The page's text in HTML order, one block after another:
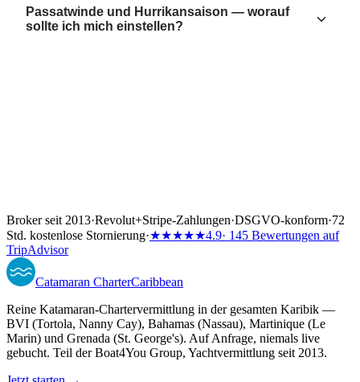
Passatwinde und Hurrikansaison — worauf
sollte ich mich einstellen?
Broker seit 2013·Revolut+Stripe-Zahlungen·DSGVO-konform·72
Std. kostenlose Stornierung·★★★★★4.9· 145 Bewertungen auf
TripAdvisor
Catamaran CharterCaribbean
Reine Katamaran-Chartervermittlung in der gesamten Karibik —
BVI (Tortola, Nanny Cay), Bahamas (Nassau), Martinique (Le
Marin) und Grenada (St. George's). Auf Anfrage, niemals live
gebucht. Teil der Boat4You Group, Yachtvermittlung seit 2013.